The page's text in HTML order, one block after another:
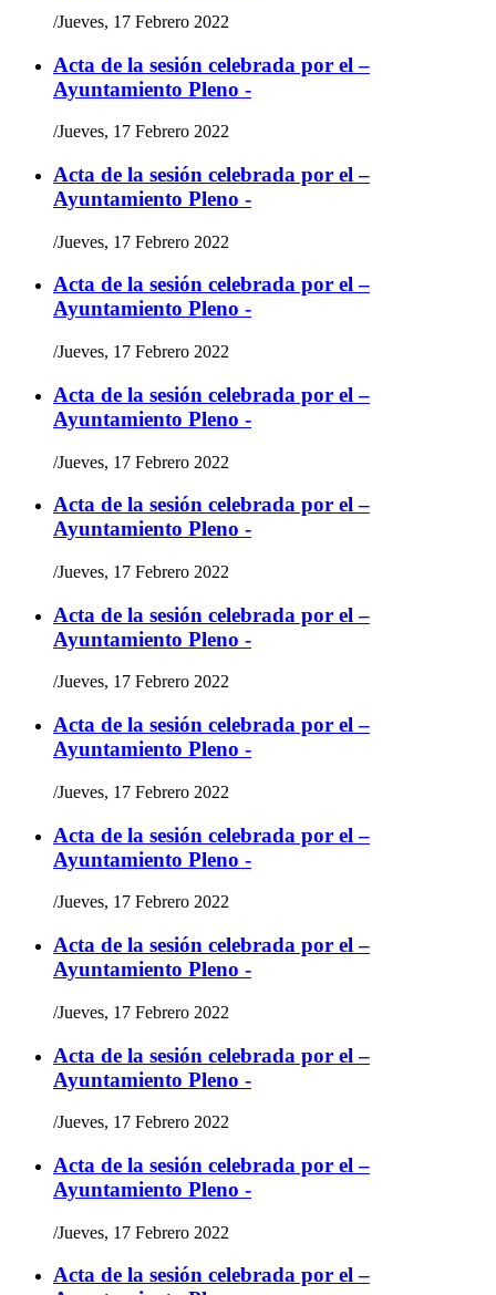
/Jueves, 17 Febrero 2022
Acta de la sesión celebrada por el –
Ayuntamiento Pleno -
/Jueves, 17 Febrero 2022
Acta de la sesión celebrada por el –
Ayuntamiento Pleno -
/Jueves, 17 Febrero 2022
Acta de la sesión celebrada por el –
Ayuntamiento Pleno -
/Jueves, 17 Febrero 2022
Acta de la sesión celebrada por el –
Ayuntamiento Pleno -
/Jueves, 17 Febrero 2022
Acta de la sesión celebrada por el –
Ayuntamiento Pleno -
/Jueves, 17 Febrero 2022
Acta de la sesión celebrada por el –
Ayuntamiento Pleno -
/Jueves, 17 Febrero 2022
Acta de la sesión celebrada por el –
Ayuntamiento Pleno -
/Jueves, 17 Febrero 2022
Acta de la sesión celebrada por el –
Ayuntamiento Pleno -
/Jueves, 17 Febrero 2022
Acta de la sesión celebrada por el –
Ayuntamiento Pleno -
/Jueves, 17 Febrero 2022
Acta de la sesión celebrada por el –
Ayuntamiento Pleno -
/Jueves, 17 Febrero 2022
Acta de la sesión celebrada por el –
Ayuntamiento Pleno -
/Jueves, 17 Febrero 2022
Acta de la sesión celebrada por el –